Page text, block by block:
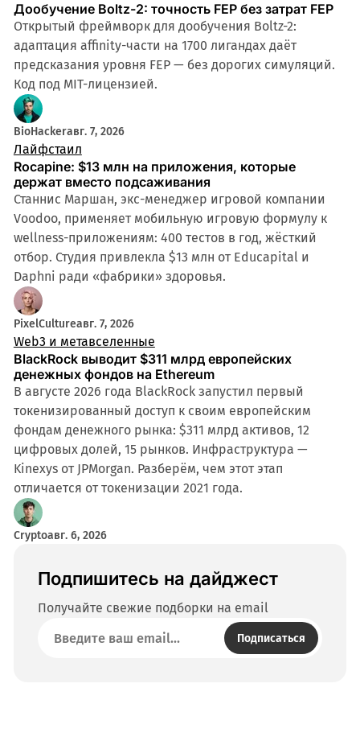
Дообучение Boltz-2: точность FEP без затрат FEP
Открытый фреймворк для дообучения Boltz-2:
адаптация affinity-части на 1700 лигандах даёт
предсказания уровня FEP — без дорогих симуляций.
Код под MIT-лицензией.
BioHackerавг. 7, 2026
Лайфстаил
Rocapine: $13 млн на приложения, которые
держат вместо подсаживания
Станнис Маршан, экс-менеджер игровой компании
Voodoo, применяет мобильную игровую формулу к
wellness-приложениям: 400 тестов в год, жёсткий
отбор. Студия привлекла $13 млн от Educapital и
Daphni ради «фабрики» здоровья.
PixelCultureавг. 7, 2026
Web3 и метавселенные
BlackRock выводит $311 млрд европейских
денежных фондов на Ethereum
В августе 2026 года BlackRock запустил первый
токенизированный доступ к своим европейским
фондам денежного рынка: $311 млрд активов, 12
цифровых долей, 15 рынков. Инфраструктура —
Kinexys от JPMorgan. Разберём, чем этот этап
отличается от токенизации 2021 года.
Cryptoавг. 6, 2026
Подпишитесь на дайджест
Получайте свежие подборки на email
Подписаться